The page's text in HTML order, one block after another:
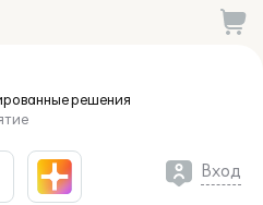
решения
Вход